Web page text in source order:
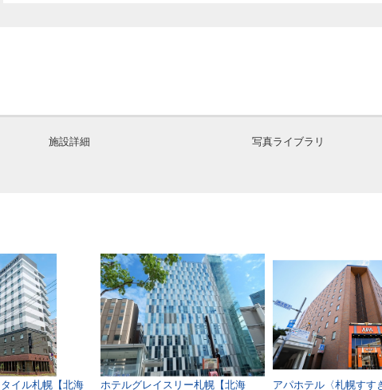
施設詳細 写真ライブラリ
イル札幌【北海 ホテルグレイスリー札幌【北海 アパホテル〈札幌すす